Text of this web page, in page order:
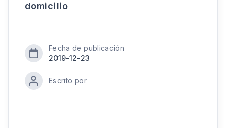
domicilio
Fecha de publicación
2019-12-23
Escrito por